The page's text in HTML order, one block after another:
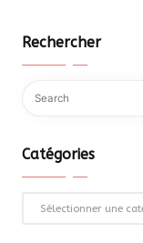
Rechercher
Catégories